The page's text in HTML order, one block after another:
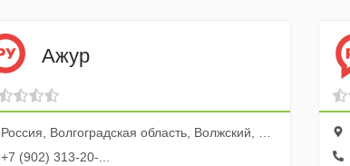
Ажур
Россия, Волгоградская область, Волжский, проспект имени Ленина, 126А
+7 (902) 313-20-...